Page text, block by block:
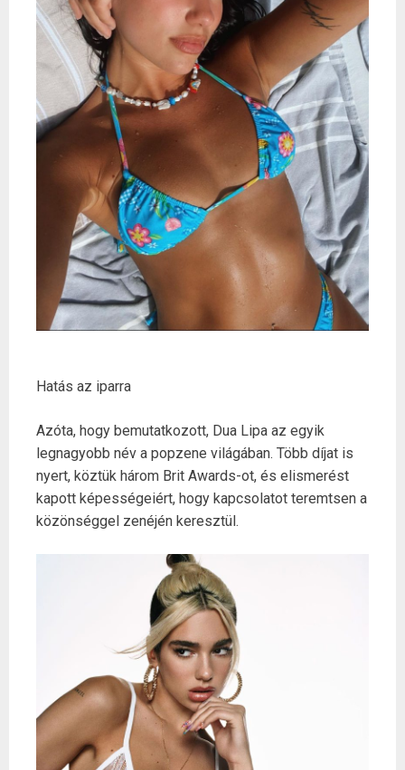
Hatás az iparra
Azóta, hogy bemutatkozott, Dua Lipa az egyik
legnagyobb név a popzene világában. Több díjat is
nyert, köztük három Brit Awards-ot, és elismerést
kapott képességeiért, hogy kapcsolatot teremtsen a
közönséggel zenéjén keresztül.